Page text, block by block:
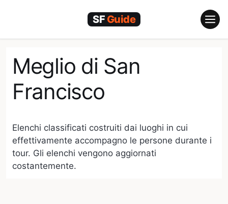
Meglio di San
Francisco
Elenchi classificati costruiti dai luoghi in cui
effettivamente accompagno le persone durante i
tour. Gli elenchi vengono aggiornati
costantemente.